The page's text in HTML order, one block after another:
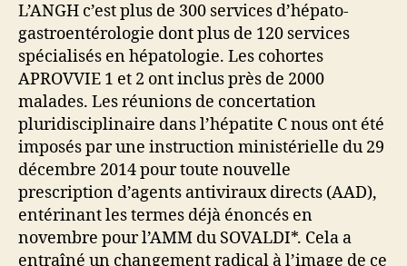
L’ANGH c’est plus de 300 services d’hépato-
gastroentérologie dont plus de 120 services
spécialisés en hépatologie. Les cohortes
APROVVIE 1 et 2 ont inclus près de 2000
malades. Les réunions de concertation
pluridisciplinaire dans l’hépatite C nous ont été
imposés par une instruction ministérielle du 29
décembre 2014 pour toute nouvelle
prescription d’agents antiviraux directs (AAD),
entérinant les termes déjà énoncés en
novembre pour l’AMM du SOVALDI*. Cela a
entraîné un changement radical à l’image de ce